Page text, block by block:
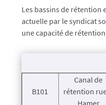
Les bassins de rétention
actuelle par le syndicat
une capacité de
B101
Canal de
rétention
Hamer